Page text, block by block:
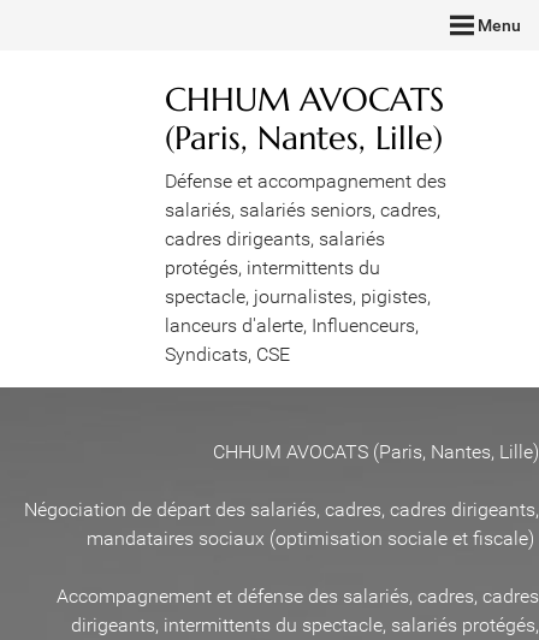
Menu
CHHUM AVOCATS
(Paris, Nantes, Lille)
Défense et accompagnement des
salariés, salariés seniors, cadres,
cadres dirigeants, salariés
protégés, intermittents du
spectacle, journalistes, pigistes,
lanceurs d'alerte, Influenceurs,
Syndicats, CSE
CHHUM AVOCATS (Paris, Nantes, Lille)
Négociation de départ des salariés, cadres, cadres dirigeants,
mandataires sociaux (optimisation sociale et fiscale)
Accompagnement et défense des salariés, cadres, cadres
dirigeants, intermittents du spectacle, salariés protégés,